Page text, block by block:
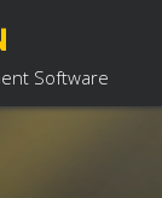
Software